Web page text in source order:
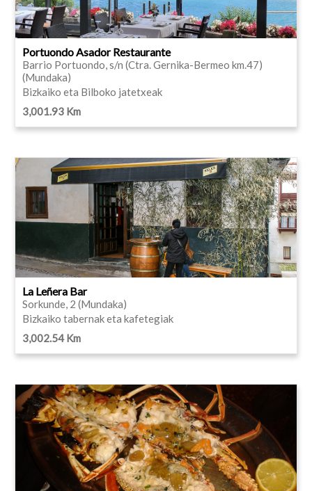
Portuondo Asador Restaurante
Barrio Portuondo, s/n (Ctra. Gernika-Bermeo km.47)
(Mundaka)
Bizkaiko eta Bilboko jatetxeak
3,001.93 Km
La Leñera Bar
Sorkunde, 2 (Mundaka)
Bizkaiko tabernak eta kafetegiak
3,002.54 Km